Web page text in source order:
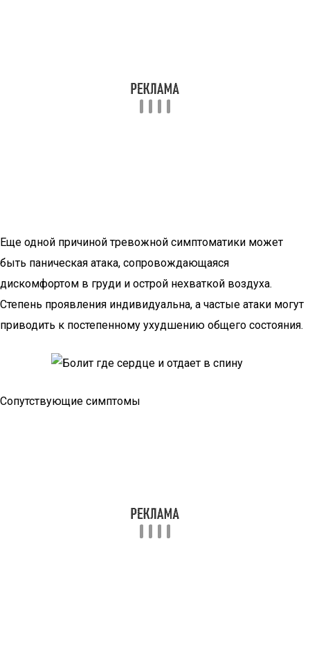
Еще одной причиной тревожной симптоматики может
быть паническая атака, сопровождающаяся
дискомфортом в груди и острой нехваткой воздуха.
Степень проявления индивидуальна, а частые атаки могут
приводить к постепенному ухудшению общего состояния.
Сопутствующие симптомы